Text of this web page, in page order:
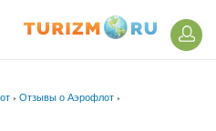
› Отзывы о Аэрофлот ›